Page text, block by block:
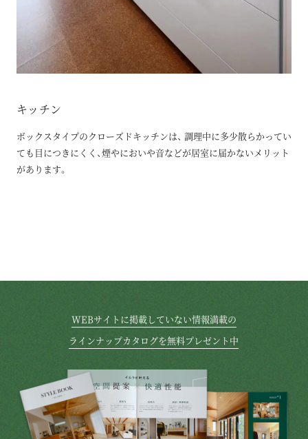
キッチン
ボックスタイプのクローズドキッチンは、 調理中に多少散らかってい
ても目につきにくく、煙やにおいや音などが居室に届かないメリット
があります。
WEBサイトに掲載していない情報満載の
ラインナップカタログを無料プレゼント中